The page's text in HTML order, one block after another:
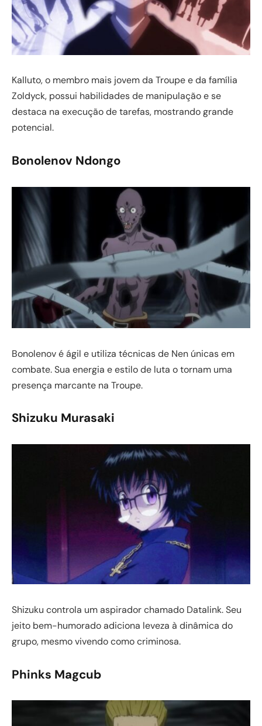
Kalluto, o membro mais jovem da Troupe e da família
Zoldyck, possui habilidades de manipulação e se
destaca na execução de tarefas, mostrando grande
potencial.
Bonolenov Ndongo
Bonolenov é ágil e utiliza técnicas de Nen únicas em
combate. Sua energia e estilo de luta o tornam uma
presença marcante na Troupe.
Shizuku Murasaki
Shizuku controla um aspirador chamado Datalink. Seu
jeito bem-humorado adiciona leveza à dinâmica do
grupo, mesmo vivendo como criminosa.
Phinks Magcub